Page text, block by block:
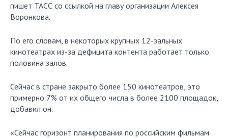
пишет ТАСС со ссылкой на главу организации Алексея
Воронкова.
По его словам, в некоторых крупных 12-зальных
кинотеатрах из-за дефицита контента работает только
половина залов.
Сейчас в стране закрыто более 150 кинотеатров, это
примерно 7% от их общего числа в более 2100 площадок,
добавил он.
«Сейчас горизонт планирования по российским фильмам